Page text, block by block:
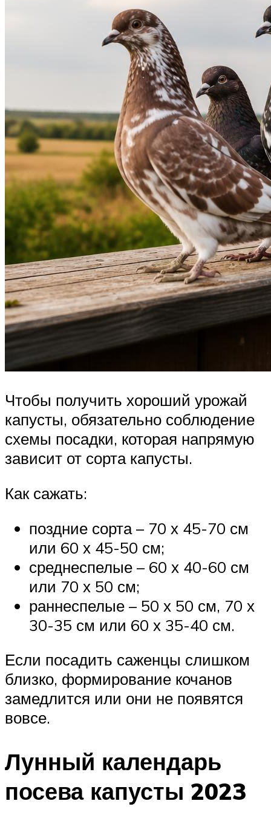
Чтобы получить хороший урожай
капусты, обязательно соблюдение
схемы посадки, которая напрямую
зависит от сорта капусты.
Как сажать:
поздние сорта – 70 х 45-70 см
или 60 х 45-50 см;
среднеспелые – 60 х 40-60 см
или 70 х 50 см;
раннеспелые – 50 х 50 см, 70 х
30-35 см или 60 х 35-40 см.
Если посадить саженцы слишком
близко, формирование кочанов
замедлится или они не появятся
вовсе.
Лунный календарь
посева капусты 2023